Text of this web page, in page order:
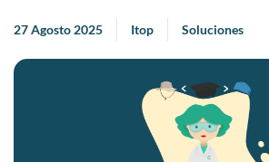
27 Agosto 2025 Itop Soluciones